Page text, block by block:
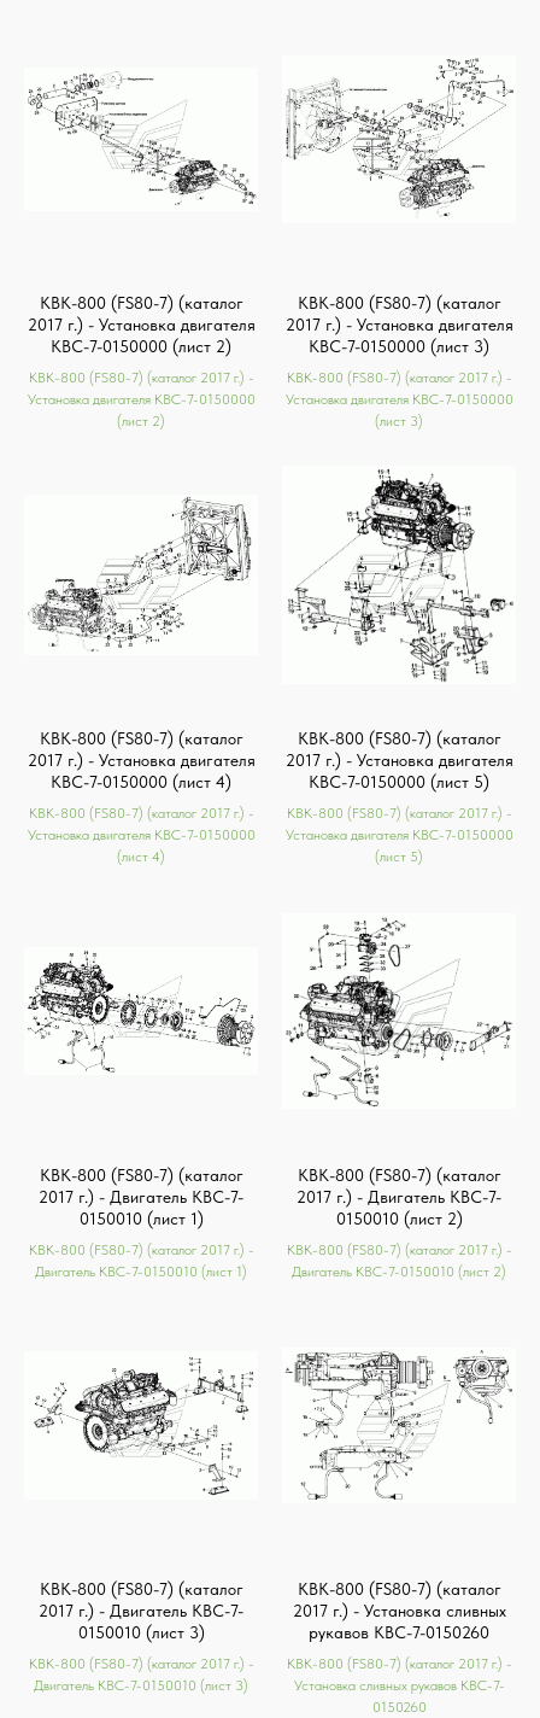
КВК-800 (FS80-7) (каталог
2017 г.) - Установка двигателя
КВС-7-0150000 (лист 2)
КВК-800 (FS80-7) (каталог 2017 г.) -
Установка двигателя КВС-7-0150000
(лист 2)
КВК-800 (FS80-7) (каталог
2017 г.) - Установка двигателя
КВС-7-0150000 (лист 3)
КВК-800 (FS80-7) (каталог 2017 г.) -
Установка двигателя КВС-7-0150000
(лист 3)
КВК-800 (FS80-7) (каталог
2017 г.) - Установка двигателя
КВС-7-0150000 (лист 4)
КВК-800 (FS80-7) (каталог 2017 г.) -
Установка двигателя КВС-7-0150000
(лист 4)
КВК-800 (FS80-7) (каталог
2017 г.) - Установка двигателя
КВС-7-0150000 (лист 5)
КВК-800 (FS80-7) (каталог 2017 г.) -
Установка двигателя КВС-7-0150000
(лист 5)
КВК-800 (FS80-7) (каталог
2017 г.) - Двигатель КВС-7-
0150010 (лист 1)
КВК-800 (FS80-7) (каталог 2017 г.) -
Двигатель КВС-7-0150010 (лист 1)
КВК-800 (FS80-7) (каталог
2017 г.) - Двигатель КВС-7-
0150010 (лист 2)
КВК-800 (FS80-7) (каталог 2017 г.) -
Двигатель КВС-7-0150010 (лист 2)
КВК-800 (FS80-7) (каталог
2017 г.) - Двигатель КВС-7-
0150010 (лист 3)
КВК-800 (FS80-7) (каталог 2017 г.) -
Двигатель КВС-7-0150010 (лист 3)
КВК-800 (FS80-7) (каталог
2017 г.) - Установка сливных
рукавов КВС-7-0150260
КВК-800 (FS80-7) (каталог 2017 г.) -
Установка сливных рукавов КВС-7-
0150260